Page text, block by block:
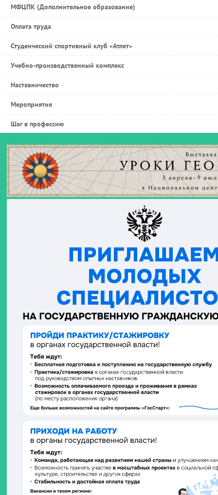
МФЦПК (Дополнительное образование)
Оплата труда
Студенческий спортивный клуб «Атлет»
Учебно-производственный комплекс
Наставничество
Мероприятия
Шаг в профессию